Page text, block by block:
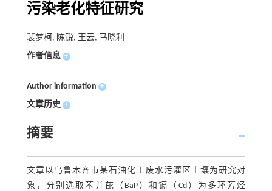
污染老化特征研究
裴梦柯, 陈锐, 王云, 马晓利
作者信息 +
Author information +
文章历史 +
摘要
文章以乌鲁木齐市某石油化工废水污灌区土壤为研究对
象，分别选取苯并芘（BaP）和镉（Cd）为多环芳烃